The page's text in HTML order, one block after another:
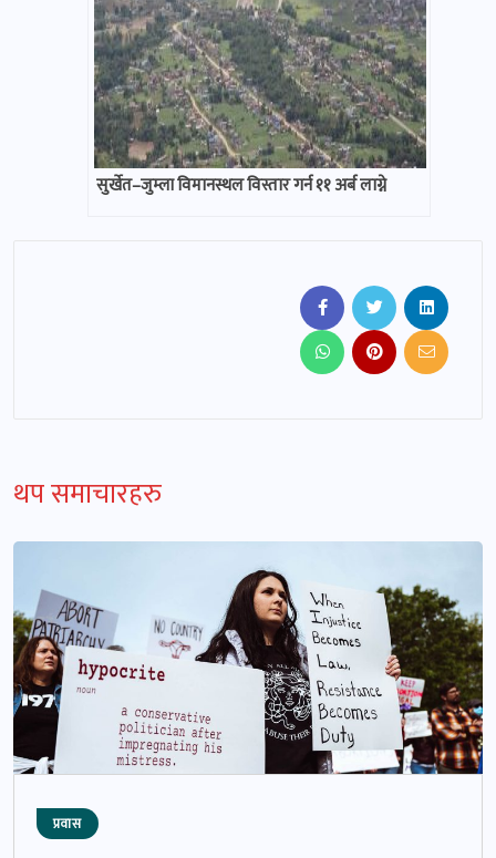
सुर्खेत–जुम्ला विमानस्थल विस्तार गर्न ११ अर्ब लाग्ने
थप समाचारहरु
प्रवास